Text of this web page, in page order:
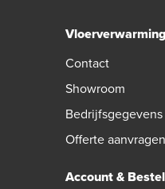
Contact
Showroom
Bedrijfsgegevens
Offerte aanvragen
Account &